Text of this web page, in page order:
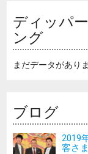
ディッパ
ング
まだデータがあり
ブログ
2019
客さ